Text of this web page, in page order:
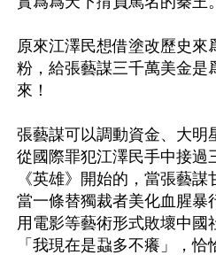
原來江澤民想借塗改歷史來
粉，給張藝謀三千萬美金是
來！
張藝謀可以調動資金、大明
從國際罪犯江澤民手中接過
《英雄》開始的，當張藝
當一條替獨裁者美化血腥暴
用電影等藝術形式敗壞中國
「我現在是蝨多不癢」，